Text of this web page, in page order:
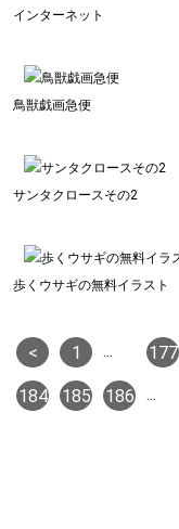
インターネット
鳥獣戯画急便
サンタクロースその2
歩くウサギの無料イラスト
< 1 ... 177
184 185 186 ...